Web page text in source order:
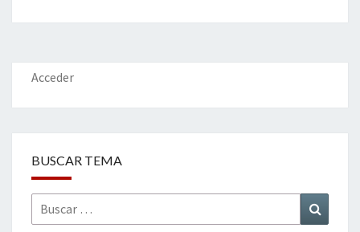
o
o
k
er dI
n
l
p
ar
Acceder
BUSCAR TEMA
Buscar
por: